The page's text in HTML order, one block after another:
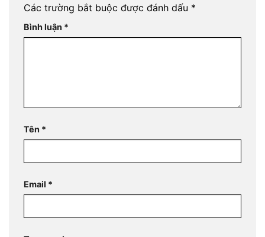
Các trường bắt buộc được đánh dấu *
Bình luận *
Tên *
Email *